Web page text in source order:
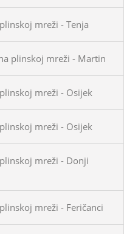
mreži - Tenja
plinskoj mreži - Martin
mreži - Osijek
mreži - Osijek
mreži - Donji
mreži - Feričanci